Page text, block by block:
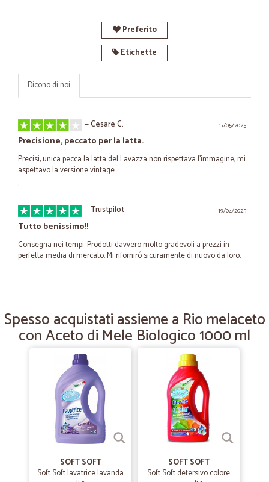
Preferito
Etichette
Dicono di noi
17/05/2025
—Cesare C.
Precisione, peccato per la latta.
Precisi, unica pecca la latta del Lavazza non rispettava l'immagine, mi
aspettavo la versione vintage.
19/04/2025
—Trustpilot
Tutto benissimo!!
Consegna nei tempi. Prodotti davvero molto gradevoli a prezzi in
perfetta media di mercato. Mi riforniró sicuramente di nuovo da loro.
Puntualità nella consegna
Puntualità nella consegna, prodotti trovati che nessuno ha più, ad
esempio Farina Dallari, per me ottimo prodotto.
—Sabrina C.
Sono cliente da anni e Cicalia e'sempre…
Sono cliente da anni e Cicalia e'sempre il mio punto di riferimento per
acquisti online. Risparmio, tempo, denaro e benzina
—Emanuela M.
Spesso acquistati assieme a Rio melaceto
con Aceto di Mele Biologico 1000 ml
SOFT SOFT
Soft Soft lavatrice lavanda
SOFT SOFT
Soft Soft detersivo colore